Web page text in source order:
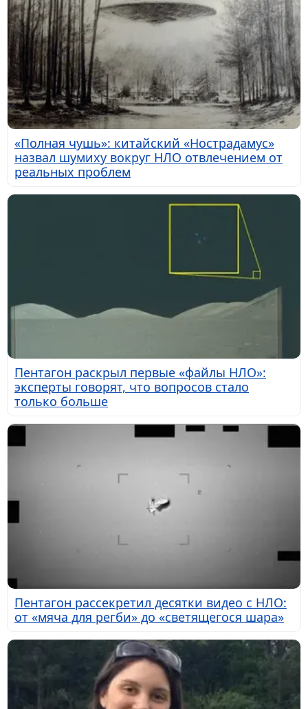
«Полная чушь»: китайский «Нострадамус»
назвал шумиху вокруг НЛО отвлечением от
реальных проблем
Пентагон раскрыл первые «файлы НЛО»:
эксперты говорят, что вопросов стало
только больше
Пентагон рассекретил десятки видео с НЛО:
от «мяча для регби» до «светящегося шара»